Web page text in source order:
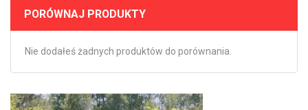
PORÓWNAJ PRODUKTY
Nie dodałeś żadnych produktów do porównania.